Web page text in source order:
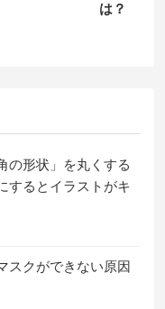
は？
の形状」を丸くする
するとイラストがキ
スクができない原因